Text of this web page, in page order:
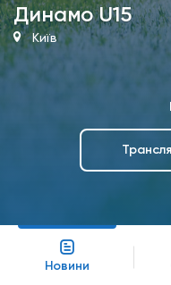
Динамо U15
Київ
Новини